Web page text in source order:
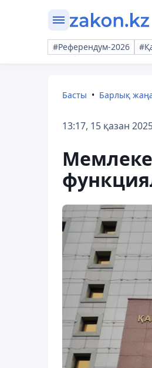
#Референдум-2026
Басты Барлық
13:17, 15 қазан